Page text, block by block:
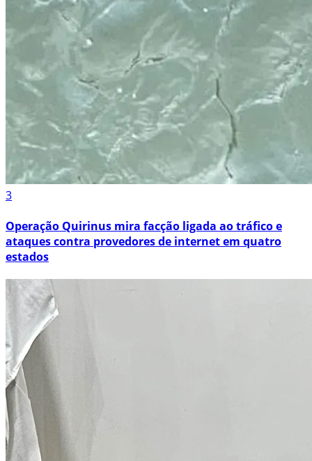
3
Operação Quirinus mira facção ligada ao tráfico e
ataques contra provedores de internet em quatro
estados